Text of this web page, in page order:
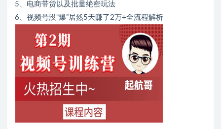
5、电商带货以及批量绝密玩法
6、视频号没“爆”居然5天赚了2万+全流程解析